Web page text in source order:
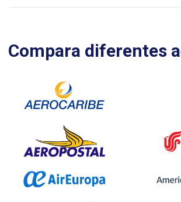
Compara diferentes